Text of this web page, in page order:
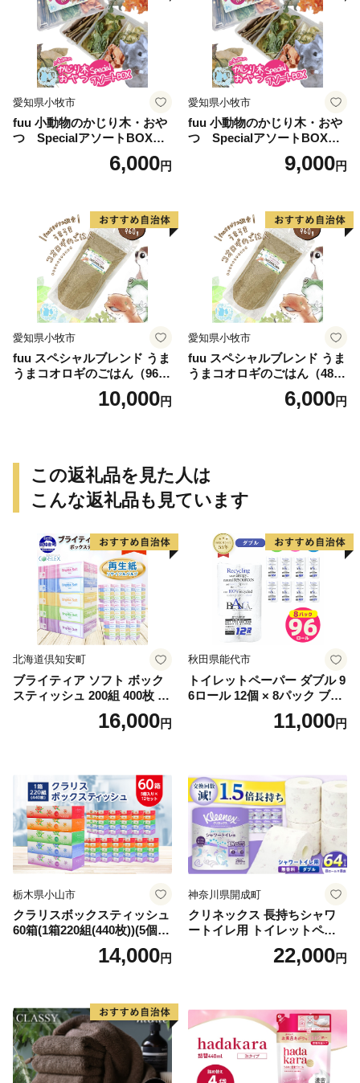
愛知県小牧市
fuu 小動物のかじり木・おや
つ SpecialアソートBOX（1
6,000円
愛知県小牧市
fuu 小動物のかじり木・おや
つ SpecialアソートBOX（2
9,000円
愛知県小牧市
fuu スペシャルブレンド うま
うまコオロギのごはん（960
10,000円
愛知県小牧市
fuu スペシャルブレンド うま
うまコオロギのごはん（480
6,000円
この返礼品を見た人は
こんな返礼品も見ています
北海道倶知安町
ブライティア ソフト ボック
スティッシュ 200組 400枚 60
箱 日本製 まとめ買い ティッ
シュ リサイクル 長持 防災 常
倶知安町 日用品
16,000円
秋田県能代市
トイレットペーパー ダブル 9
6ロール 12個 × 8パック ブラ
ンカ 再生紙 100％ 芯あり 日
用品 消耗品 無香料 生活用品
11,000円
栃木県小山市
クラリスボックスティッシュ
60箱(1箱220組(440枚))(5個入
り×12セット)【1256759】
14,000円
神奈川県開成町
クリネックス 長持ちシャワ
ートイレ用 トイレットペー
パー（ダブル）64ロール(8ロ
ール×8パック) 開成町 トイレ
蓄 防災 エコ 消耗品 生活雑貨
生活用品 無香料 トイレット
ペーパー ダブル といれっと
ぺーぱー トイレ クレシア ト
イレットペーパー [BDBH002
22,000円